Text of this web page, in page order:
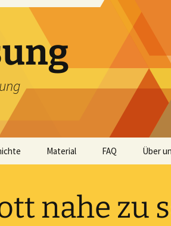
Material
Audio
FAQ Über
nahe zu